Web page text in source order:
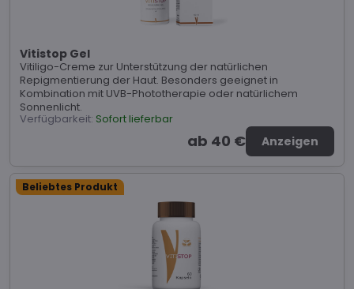
Vitistop Gel
Vitiligo-Creme zur Unterstützung der natürlichen
Repigmentierung der Haut. Besonders geeignet in
Kombination mit UVB-Phototherapie oder natürlichem
Sonnenlicht.
Verfügbarkeit: Sofort lieferbar
ab 40 € Anzeigen
Beliebtes Produkt